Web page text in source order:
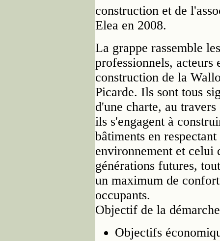
construction et de
Elea en 2008.
La grappe rassemble les
professionnels, acteurs
construction de la
Picarde. Ils sont tous
d'une charte, au
ils s'engagent à
bâtiments en
environnement et celui
générations futures,
un maximum de
occupants.
Objectif de la
Objectifs